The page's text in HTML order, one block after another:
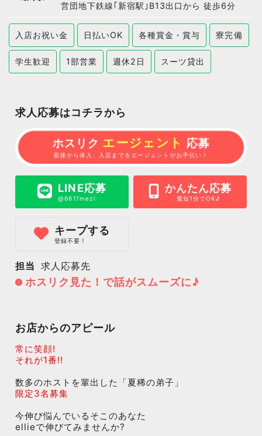
営団地下鉄線｢新宿駅｣B13出口から 徒歩6分
入店お祝い金 日払いOK 各種賞金・賞与 寮完備
学生歓迎 1部営業 週休2日 スーツ貸出
求人応募はコチラから
ホスリク エージェント 応募
面接から体入、入店までをエージェントがお手伝い！
LINE応募
@661fmezi
かんたん応募
最短1分でOK♪
キープする
登録不要！
担当 求人応募先
ホスリク見た！で話がスムーズに♪
お店からのアピール
常に笑顔!
それが1番!!
数多のホストを輩出した「夏稀の弟子」
限定3名募集
今伸び悩んでいるそこのあなた
ellieで伸びてみませんか?